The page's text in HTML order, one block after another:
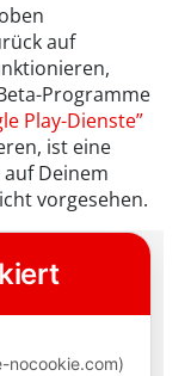
auf
Programme
Play-Dienste”
ist eine
Deinem
vorgesehen.